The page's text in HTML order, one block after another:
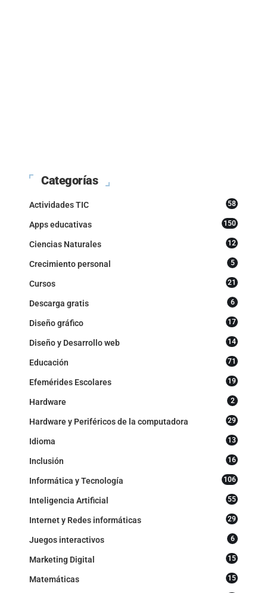
Categorías
Actividades TIC 58
Apps educativas 150
Ciencias Naturales 12
Crecimiento personal 5
Cursos 21
Descarga gratis 6
Diseño gráfico 17
Diseño y Desarrollo web 14
Educación 71
Efemérides Escolares 19
Hardware 2
Hardware y Periféricos de la computadora 29
Idioma 13
Inclusión 16
Informática y Tecnología 106
Inteligencia Artificial 55
Internet y Redes informáticas 29
Juegos interactivos 6
Marketing Digital 15
Matemáticas 15